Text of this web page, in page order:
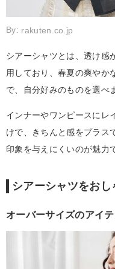
By: rakuten.co.jp
シアーシャツとは、透け感
用しており、春夏の爽やか
で、自分好みのものを選べ
インナーやワンピースにレ
けで、きちんと感をプラス
印象を与えにくいのが魅力
シアーシャツをお
オーバーサイズのアイ